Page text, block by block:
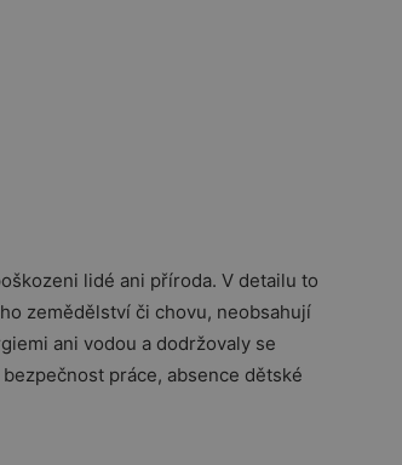
lidé ani příroda. V detailu to
zemědělství či chovu, neobsahují
ani vodou a dodržovaly se
práce, absence dětské